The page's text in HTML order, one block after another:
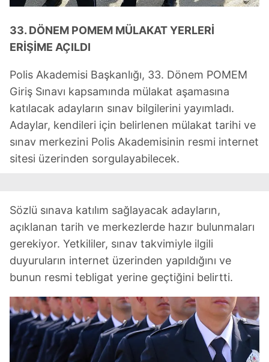
33. DÖNEM POMEM MÜLAKAT YERLERİ
ERİŞİME AÇILDI
Polis Akademisi Başkanlığı, 33. Dönem POMEM
Giriş Sınavı kapsamında mülakat aşamasına
katılacak adayların sınav bilgilerini yayımladı.
Adaylar, kendileri için belirlenen mülakat tarihi ve
sınav merkezini Polis Akademisinin resmi internet
sitesi üzerinden sorgulayabilecek.
Sözlü sınava katılım sağlayacak adayların,
açıklanan tarih ve merkezlerde hazır bulunmaları
gerekiyor. Yetkililer, sınav takvimiyle ilgili
duyuruların internet üzerinden yapıldığını ve
bunun resmi tebligat yerine geçtiğini belirtti.